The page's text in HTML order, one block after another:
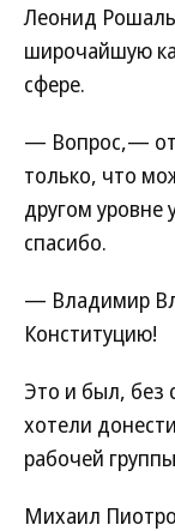
Леонид
широчайшую
сфере.
— Вопрос,—
только, что
другом уровне
спасибо.
— Владимир
Конституцию!
Это и был, без
хотели
рабочей
Михаил